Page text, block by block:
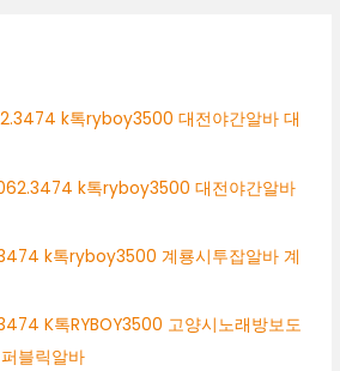
k톡ryboy3500 대전야간알바 대
k톡ryboy3500 대전야간알바
k톡ryboy3500 계룡시투잡알바 계
K톡RYBOY3500 고양시노래방보도
블릭알바